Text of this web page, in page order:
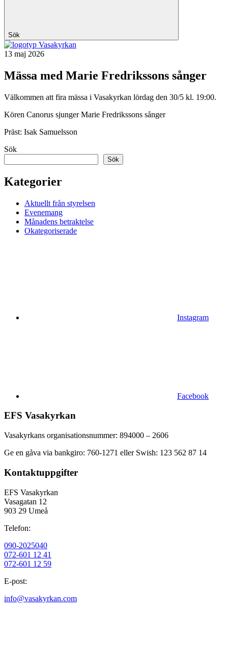
Sök
Vasakyrkan
13 maj 2026
Mässa med Marie Fredrikssons sånger
Välkommen att fira mässa i Vasakyrkan lördag den 30/5 kl. 19:00.
Kören Canorus sjunger Marie Fredrikssons sånger
Präst: Isak Samuelsson
Sök
Sök
Kategorier
Aktuellt från styrelsen
Evenemang
Månadens betraktelse
Okategoriserade
Instagram
Facebook
EFS Vasakyrkan
Vasakyrkans organisationsnummer: 894000 – 2606
Ge en gåva via bankgiro: 760-1271 eller Swish: 123 562 87 14
Kontaktuppgifter
EFS Vasakyrkan
Vasagatan 12
903 29 Umeå
Telefon:
090-2025040
072-601 12 41
072-601 12 59
E-post:
info@vasakyrkan.com